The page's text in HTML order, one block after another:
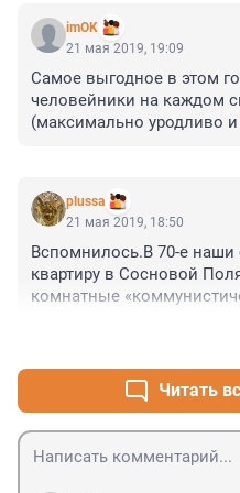
imOK
21 мая 2019, 19:09
Самое выгодное в этом
человейники на каждом
(максимально уродливо и
plussa
21 мая 2019, 18:50
Вспомнилось.В 70-е
квартиру в Сосновой
комнатные
квартиры,подруга живет
было метро,так и не
Читать